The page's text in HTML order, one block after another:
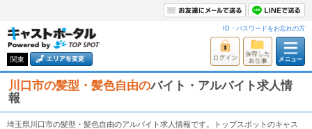
関東
ID・パスワードをお忘れの方
川口市の髪型・髪色自由のバイト・アルバイト求人情
報
埼玉県川口市の髪型・髪色自由のアルバイト求人情報です。トップスポットのキャス